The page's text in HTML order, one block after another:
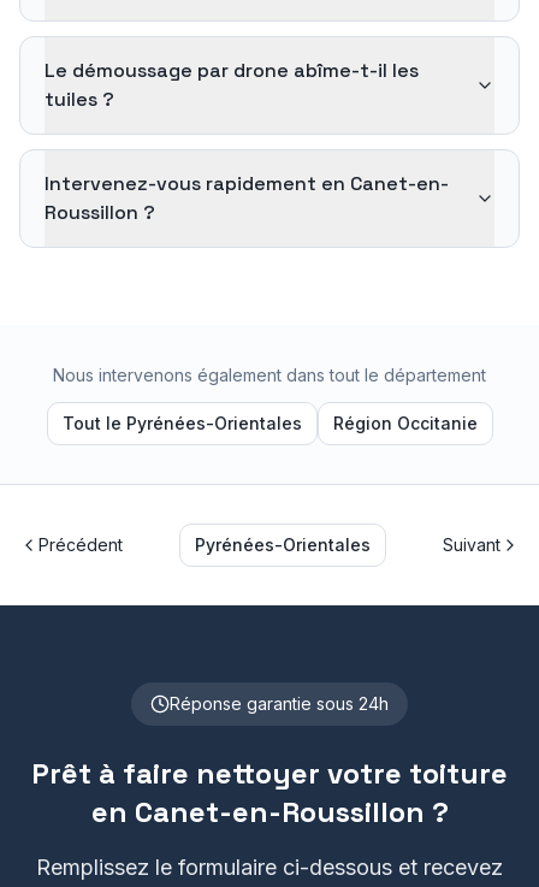
Le démoussage par drone abîme-t-il les
tuiles ?
Intervenez-vous rapidement en Canet-en-
Roussillon ?
Nous intervenons également dans tout le département
Tout le Pyrénées-Orientales Région Occitanie
Précédent Pyrénées-Orientales Suivant
Réponse garantie sous 24h
Prêt à faire nettoyer votre toiture
en Canet-en-Roussillon ?
Remplissez le formulaire ci-dessous et recevez